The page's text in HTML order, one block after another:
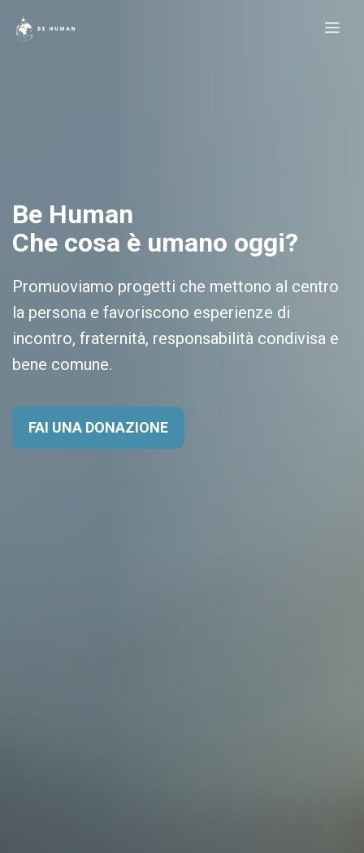
Be Human
Che cosa è umano oggi?
Promuoviamo progetti che mettono al centro
la persona e favoriscono esperienze di
incontro, fraternità, responsabilità condivisa e
bene comune.
FAI UNA DONAZIONE